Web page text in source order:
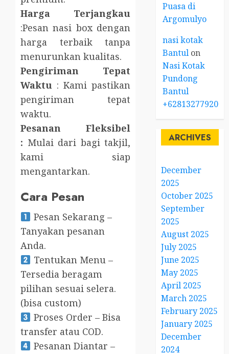
Harga Terjangkau
:Pesan nasi box dengan
harga terbaik tanpa
menurunkan kualitas.
Pengiriman Tepat
Waktu : Kami pastikan
pengiriman tepat
waktu.
Pesanan Fleksibel
: Mulai dari bagi takjil,
kami siap
mengantarkan.
Cara Pesan
Pesan Sekarang –
Tanyakan pesanan
Anda.
Tentukan Menu –
Tersedia beragam
pilihan sesuai selera.
(bisa custom)
Proses Order – Bisa
transfer atau COD.
Pesanan Diantar –
Puasa di
Argomulyo
nasi kotak
Bantul on
Nasi Kotak
Pundong
Bantul
+6281327792084
ARCHIVES
December
2025
October 2025
September
2025
August 2025
July 2025
June 2025
May 2025
April 2025
March 2025
February 2025
January 2025
December
2024